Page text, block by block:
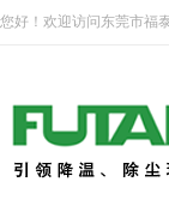
您好！欢迎访问东莞市福